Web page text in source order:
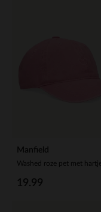
Manfield
Washed roze pet met hartje
19.99